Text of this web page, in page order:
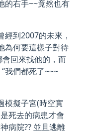
的右手~~竟然也有
到2007的未來，
為何要這樣子對待
回來找他的，而
我們都死了~~~
模擬子宮(時空實
死去的病患才會
病院?? 並且逃離